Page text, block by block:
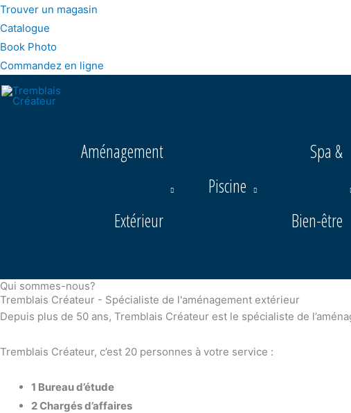
Trouver un magasin
Catalogue
Book Photo
Commandez en ligne
Aménagement
Extérieur
Piscine
Spa &
Bien-être
Qui sommes-nous?
Tremblais Créateur - Spécialiste de l'aménagement extérieur
Depuis plus de 50 ans, Tremblais Créateur est le spécialiste de
Tremblais Créateur, c’est 20 personnes à votre service :
1 Bureau d’étude
2 Chargés d’affaires